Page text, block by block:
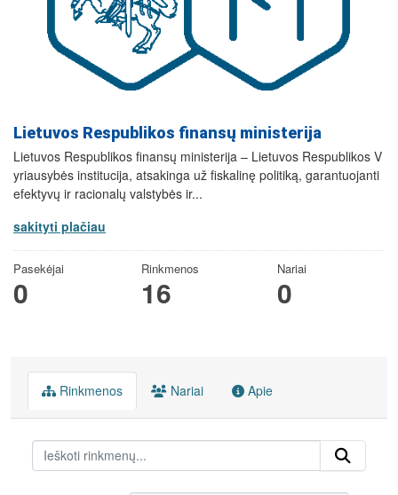
Lietuvos Respublikos finansų ministerija
Lietuvos Respublikos finansų ministerija – Lietuvos Respublikos V
yriausybės institucija, atsakinga už fiskalinę politiką, garantuojanti
efektyvų ir racionalų valstybės ir...
sakityti plačiau
Pasekėjai
0
Rinkmenos
16
Nariai
0
Rinkmenos Nariai Apie